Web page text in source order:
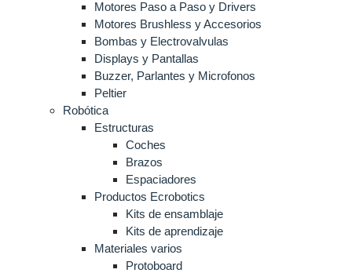
Motores Paso a Paso y Drivers
Motores Brushless y Accesorios
Bombas y Electrovalvulas
Displays y Pantallas
Buzzer, Parlantes y Microfonos
Peltier
Robótica
Estructuras
Coches
Brazos
Espaciadores
Productos Ecrobotics
Kits de ensamblaje
Kits de aprendizaje
Materiales varios
Protoboard